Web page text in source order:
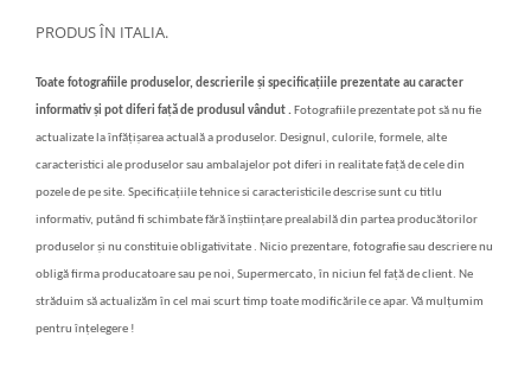
PRODUS ÎN ITALIA.
Toate fotografiile produselor, descrierile și specificațiile prezentate au caracter
informativ și pot diferi față de produsul vândut .Fotografiile prezentate pot să nu fie
actualizate la înfățișarea actuală a produselor. Designul, culorile, formele, alte
caracteristici ale produselor sau ambalajelor pot diferi in realitate față de cele din
pozele de pe site. Specificațiile tehnice si caracteristicile descrise sunt cu titlu
informativ, putând fi schimbate fără înștiințare prealabilă din partea producătorilor
produselor și nu constituie obligativitate . Nicio prezentare, fotografie sau descriere nu
obligă firma producatoare sau pe noi, Supermercato, în niciun fel față de client. Ne
străduim să actualizăm în cel mai scurt timp toate modificările ce apar. Vă mulțumim
pentru înțelegere !